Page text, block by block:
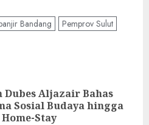
Bandang
Pemprov Sulut
Dubes Aljazair Bahas
Sosial Budaya hingga
Stay